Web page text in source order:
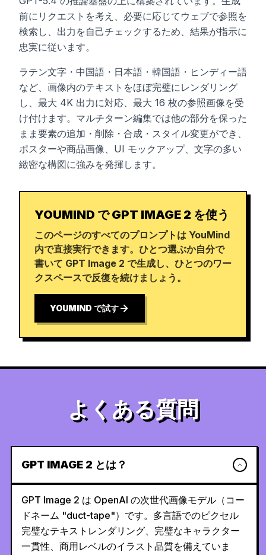
前にリクエストを考え、必要に応じてウェブで参照を
検索し、出力を自己チェックするため、結果が指示に
忠実に従います。
ラテン文字・中国語・日本語・韓国語・ヒンディー語
など、画像内のテキストをほぼ完璧にレンダリング
し、最大 4K 出力に対応、最大 16 枚の参照画像を受
け付けます。マルチターン編集では他の部分を保った
まま要素の追加・削除・合成・スタイル変更ができ、
ポスターや商品画像、UI モックアップ、文字の多い
緻密な構図に強みを発揮します。
YOUMIND で GPT IMAGE 2 を使う
このページのすべてのプロンプトは YouMind
内で直接実行できます。ひとつ選ぶか自分で
書いて GPT Image 2 で生成し、ひとつのワー
クスペースで反復を続けましょう。
YOUMIND で試す
よくある質問
GPT IMAGE 2 とは？
GPT Image 2 は OpenAI の次世代画像モデル（コー
ドネーム "duct-tape"）です。多言語でのピクセル
完璧なテキストレンダリング、完璧なキャラクター
一貫性、商用レベルのイラスト品質を備えていま